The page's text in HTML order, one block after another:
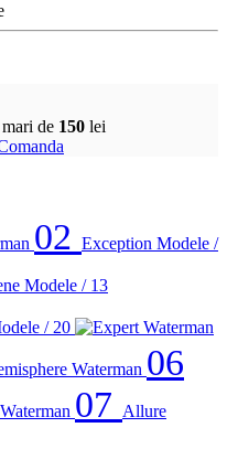
de 150 lei
02 Exception Modele /
Modele / 13
/ 20
06
07
Allure